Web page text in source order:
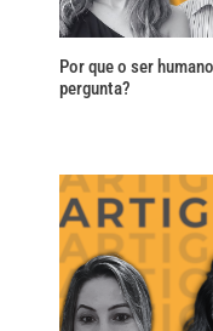
Por que o ser humano
pergunta?